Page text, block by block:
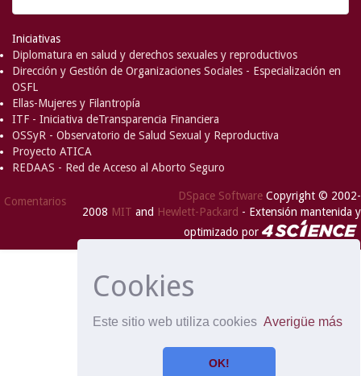
Cookies
Este sitio web utiliza cookies Averigüe más
OK!
Iniciativas
Diplomatura en salud y derechos sexuales y reproductivos
Dirección y Gestión de Organizaciones Sociales - Especialización en
OSFL
Ellas-Mujeres y Filantropía
ITF - Iniciativa deTransparencia Financiera
OSSyR - Observatorio de Salud Sexual y Reproductiva
Proyecto ATICA
REDAAS - Red de Acceso al Aborto Seguro
Comentarios DSpace Software Copyright © 2002-
2008 MIT and Hewlett-Packard - Extensión mantenida y
optimizado por